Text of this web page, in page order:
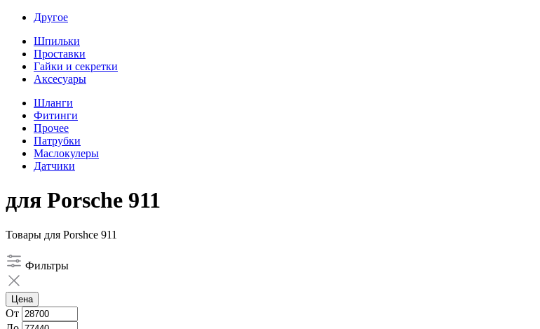
Другое
Шпильки
Проставки
Гайки и секретки
Аксесуары
Шланги
Фитинги
Прочее
Патрубки
Маслокулеры
Датчики
для Porsche 911
Товары для Porshce 911
Фильтры
Цена
От